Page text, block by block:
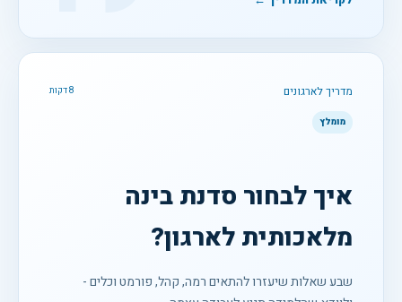
מדריך לארגונים 8 דקות
מומלץ
איך לבחור סדנת בינה
מלאכותית לארגון?
שבע שאלות שיעזרו להתאים רמה, קהל, פורמט וכלים -